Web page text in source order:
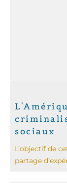
sociaux
L’objectif de
partage